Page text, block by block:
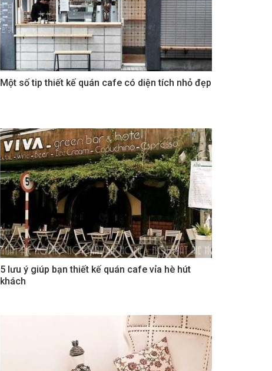
Một số tip thiết kế quán cafe có diện tích nhỏ đẹp
5 lưu ý giúp bạn thiết kế quán cafe vỉa hè hút
khách